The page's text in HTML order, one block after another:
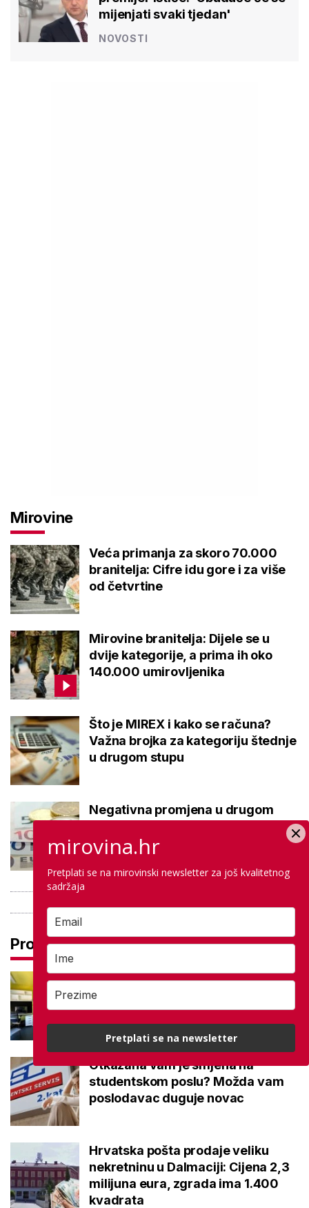
mijenjati svaki tjedan'
NOVOSTI
Mirovine
Veća primanja za skoro 70.000
branitelja: Cifre idu gore i za više
od četvrtine
Mirovine branitelja: Dijele se u
dvije kategorije, a prima ih oko
140.000 umirovljenika
Što je MIREX i kako se računa?
Važna brojka za kategoriju štednje
u drugom stupu
Negativna promjena u drugom
fondova otišli u minus
Pročitaj još
U zadnji čas objavljeni rezultati
natječaja za studentski dom: Ovo
su imena dobitnika
Otkazana vam je smjena na
studentskom poslu? Možda vam
poslodavac duguje novac
Hrvatska pošta prodaje veliku
nekretninu u Dalmaciji: Cijena 2,3
milijuna eura, zgrada ima 1.400
kvadrata
mirovina.hr
Pretplati se na mirovinski newsletter za još kvalitetnog
sadržaja
Pretplati se na newsletter